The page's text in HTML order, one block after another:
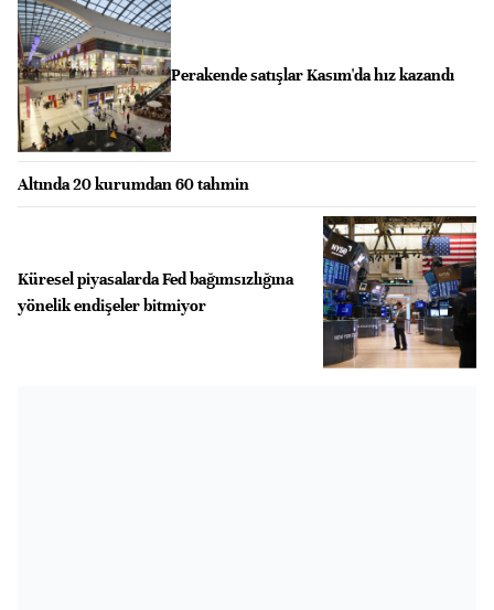
Perakende satışlar Kasım'da hız kazandı
Altında 20 kurumdan 60 tahmin
Küresel piyasalarda Fed bağımsızlığına
yönelik endişeler bitmiyor